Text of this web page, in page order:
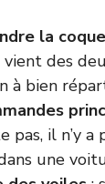
la
des
à bien
pas, il n’y
une